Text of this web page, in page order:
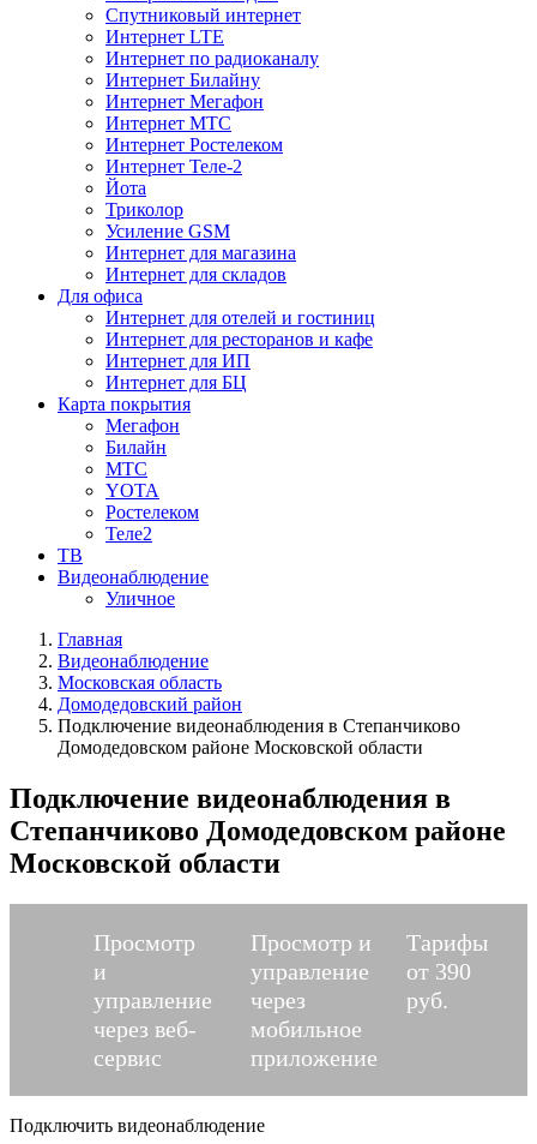
Спутниковый интернет
Интернет LTE
Интернет по радиоканалу
Интернет Билайну
Интернет Мегафон
Интернет МТС
Интернет Ростелеком
Интернет Теле-2
Йота
Триколор
Усиление GSM
Интернет для магазина
Интернет для складов
Для офиса
Интернет для отелей и гостиниц
Интернет для ресторанов и кафе
Интернет для ИП
Интернет для БЦ
Карта покрытия
Мегафон
Билайн
МТС
YOTA
Ростелеком
Теле2
ТВ
Видеонаблюдение
Уличное
Главная
Видеонаблюдение
Московская область
Домодедовский район
Подключение видеонаблюдения в Степанчиково
Домодедовском районе Московской области
Подключение видеонаблюдения в
Степанчиково Домодедовском районе
Московской области
Просмотр
и
управление
через веб-
сервис
Просмотр и
управление
через
мобильное
приложение
Тарифы
от 390
руб.
Подключить видеонаблюдение